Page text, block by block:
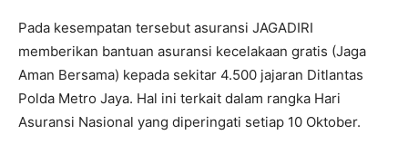
Pada kesempatan tersebut asuransi JAGADIRI
memberikan bantuan asuransi kecelakaan gratis (Jaga
Aman Bersama) kepada sekitar 4.500 jajaran Ditlantas
Polda Metro Jaya. Hal ini terkait dalam rangka Hari
Asuransi Nasional yang diperingati setiap 10 Oktober.